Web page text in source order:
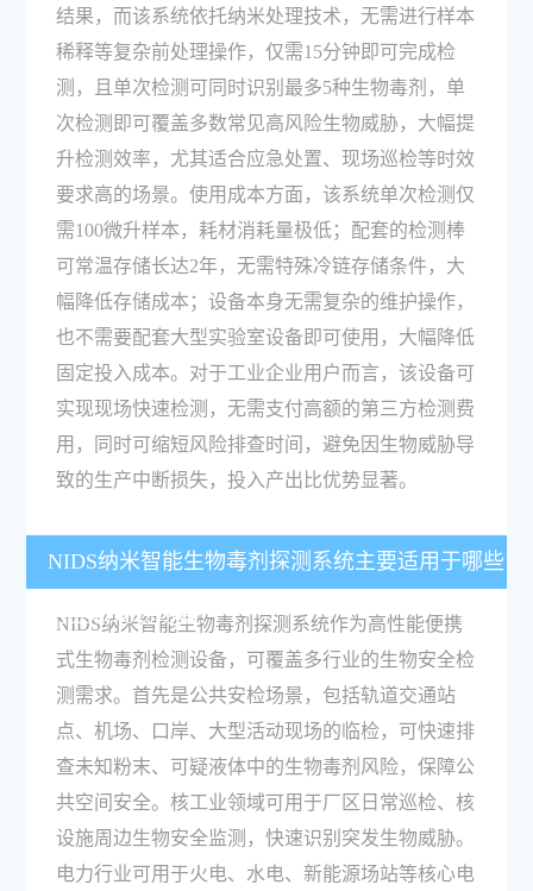
结果，而该系统依托纳米处理技术，无需进行样本
稀释等复杂前处理操作，仅需15分钟即可完成检
测，且单次检测可同时识别最多5种生物毒剂，单
次检测即可覆盖多数常见高风险生物威胁，大幅提
升检测效率，尤其适合应急处置、现场巡检等时效
要求高的场景。使用成本方面，该系统单次检测仅
需100微升样本，耗材消耗量极低；配套的检测棒
可常温存储长达2年，无需特殊冷链存储条件，大
幅降低存储成本；设备本身无需复杂的维护操作，
也不需要配套大型实验室设备即可使用，大幅降低
固定投入成本。对于工业企业用户而言，该设备可
实现现场快速检测，无需支付高额的第三方检测费
用，同时可缩短风险排查时间，避免因生物威胁导
致的生产中断损失，投入产出比优势显著。
NIDS纳米智能生物毒剂探测系统主要适用于哪些
行业和现场场景？
NIDS纳米智能生物毒剂探测系统作为高性能便携
式生物毒剂检测设备，可覆盖多行业的生物安全检
测需求。首先是公共安检场景，包括轨道交通站
点、机场、口岸、大型活动现场的临检，可快速排
查未知粉末、可疑液体中的生物毒剂风险，保障公
共空间安全。核工业领域可用于厂区日常巡检、核
设施周边生物安全监测，快速识别突发生物威胁。
电力行业可用于火电、水电、新能源场站等核心电